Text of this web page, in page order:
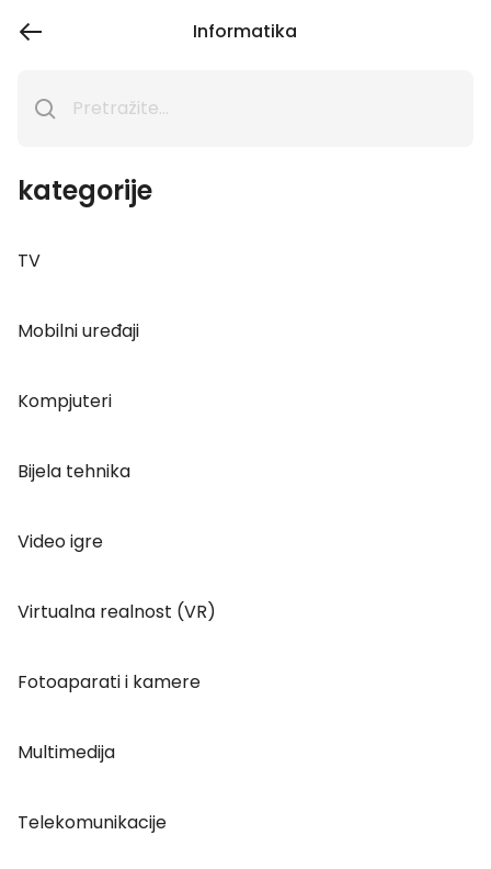
Informatika
kategorije
TV
Mobilni uređaji
Kompjuteri
Bijela tehnika
Video igre
Virtualna realnost (VR)
Fotoaparati i kamere
Multimedija
Telekomunikacije